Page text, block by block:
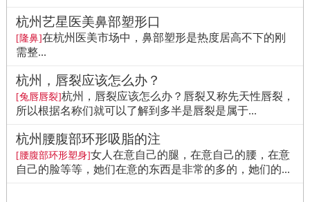
杭州艺星医美鼻部塑形口
[隆鼻]在杭州医美市场中，鼻部塑形是热度居高不下的刚
需整...
杭州，唇裂应该怎么办？
[兔唇唇裂]杭州，唇裂应该怎么办？唇裂又称先天性唇裂，
所以根据名称们就可以了解到多半是唇裂是属于...
杭州腰腹部环形吸脂的注
[腰腹部环形塑身]女人在意自己的腿，在意自己的腰，在意
自己的脸等等，她们在意的东西是非常的多的，她们的...